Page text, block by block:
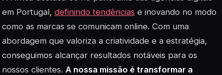
em Portugal, definindo tendências e inovando no modo
como as marcas se comunicam online. Com uma
abordagem que valoriza a criatividade e a estratégia,
conseguimos alcançar resultados notáveis para os
nossos clientes. A nossa missão é transformar a